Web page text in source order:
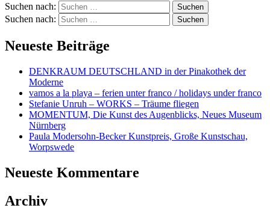
Suchen nach:
Suchen nach:
Neueste Beiträge
DENKRAUM DEUTSCHLAND in der Pinakothek der
Moderne
vamos a la playa – ferien unter franco / holidays under franco
Stefanie Unruh – WORKS – Träume fliegen
MOMENTUM, Die Kunst des Augenblicks, Neues Museum
Nürnberg
Paula Modersohn-Becker Kunstpreis, Große Kunstschau,
Worpswede
Neueste Kommentare
Archiv